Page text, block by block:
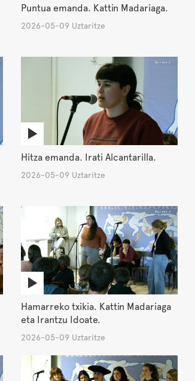
Puntua emanda. Kattin Madariaga.
2026-05-09 Uztaritze
Hitza emanda. Irati Alcantarilla.
2026-05-09 Uztaritze
Hamarreko txikia. Kattin Madariaga
eta Irantzu Idoate.
2026-05-09 Uztaritze